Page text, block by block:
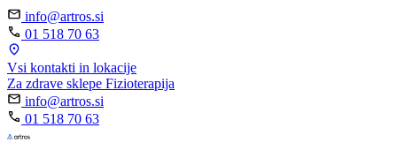
info@artros.si
01 518 70 63
Vsi kontakti in lokacije
Za zdrave sklepe Fizioterapija
info@artros.si
01 518 70 63